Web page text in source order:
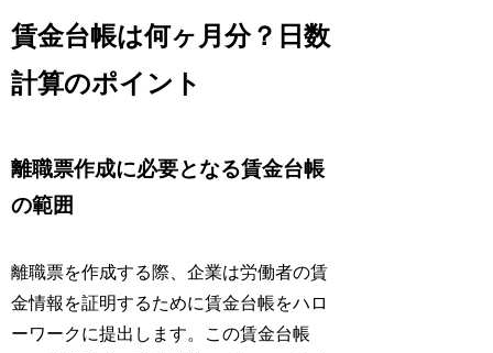
賃金台帳は何ヶ月分？日数
計算のポイント
離職票作成に必要となる賃金台帳
の範囲
離職票を作成する際、企業は労働者の賃
金情報を証明するために賃金台帳をハロ
ーワークに提出します。この賃金台帳